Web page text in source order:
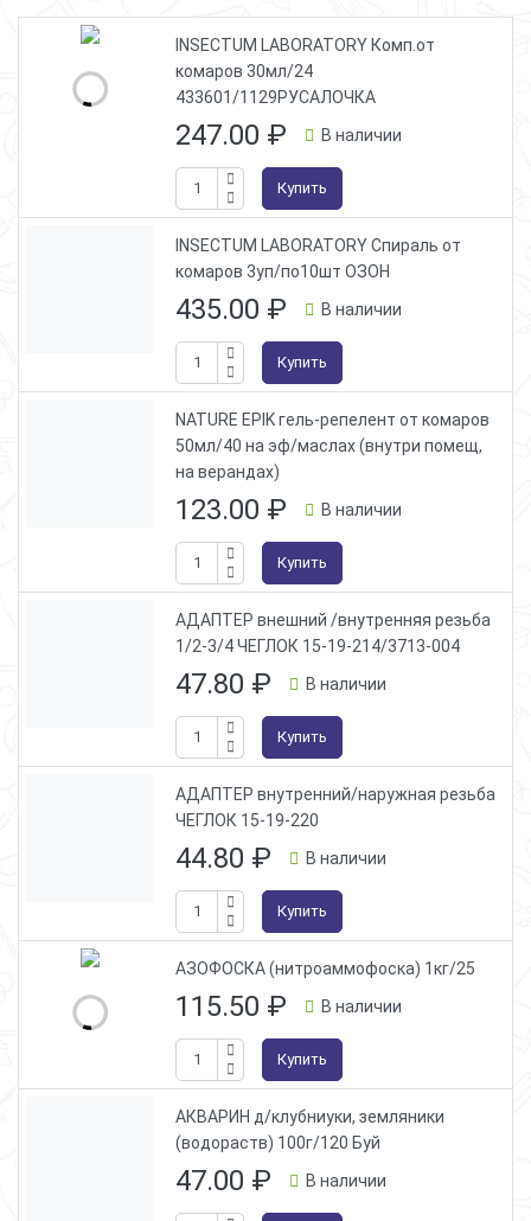
INSECTUM LABORATORY Комп.от
комаров 30мл/24
433601/1129РУСАЛОЧКА
247.00 ₽ В наличии
Купить
INSECTUM LABORATORY Спираль от
комаров 3уп/по10шт ОЗОН
435.00 ₽ В наличии
Купить
NATURE EPIK гель-репелент от комаров
50мл/40 на эф/маслах (внутри помещ,
на верандах)
123.00 ₽ В наличии
Купить
АДАПТЕР внешний /внутренняя резьба
1/2-3/4 ЧЕГЛОК 15-19-214/3713-004
47.80 ₽ В наличии
Купить
АДАПТЕР внутренний/наружная резьба
ЧЕГЛОК 15-19-220
44.80 ₽ В наличии
Купить
АЗОФОСКА (нитроаммофоска) 1кг/25
115.50 ₽ В наличии
Купить
АКВАРИН д/клубниуки, земляники
(водораств) 100г/120 Буй
47.00 ₽ В наличии